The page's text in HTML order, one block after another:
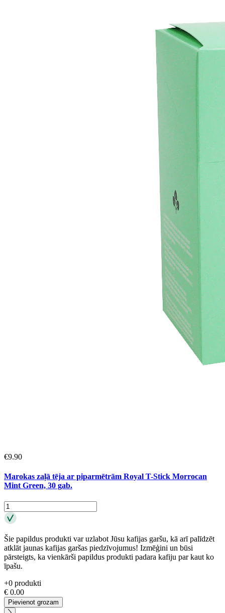
€9.90
Marokas zaļā tēja ar piparmētrām Royal T-Stick Morrocan
Mint Green, 30 gab.
Šie papildus produkti var uzlabot Jūsu kafijas garšu, kā arī palīdzēt
atklāt jaunas kafijas garšas piedzīvojumus! Izmēģini un būsi
pārsteigts, ka vienkārši papildus produkti padara kafiju par kaut ko
īpašu.
+0 produkti
€ 0.00
Pievienot grozam